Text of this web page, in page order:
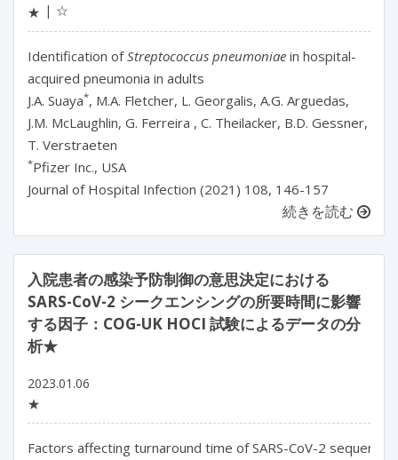
★
☆
Identification ofStreptococcus pneumoniae in hospital-
acquired pneumonia in adults
J.A. Suaya*, M.A. Fletcher, L. Georgalis, A.G. Arguedas,
J.M. McLaughlin, G. Ferreira , C. Theilacker, B.D. Gessner,
T. Verstraeten
*Pfizer Inc., USA
Journal of Hospital Infection (2021) 108, 146-157
続きを読む
入院患者の感染予防制御の意思決定における
SARS-CoV-2 シークエンシングの所要時間に影響
する因子：COG-UK HOCI 試験によるデータの分
析★
2023.01.06
★
Factors affecting turnaround time of SARS-CoV-2